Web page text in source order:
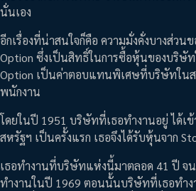
นั่นเอง
อีกเรื่องที่น่าสนใจก็คือ ความมั่งคั่งบางส่วน
Option ซึ่งเป็นสิทธิ์ในการซื้อหุ้นของบริษัท
Option เป็นค่าตอบแทนพิเศษที่บริษัทใน
พนักงาน
โดยในปี 1951 บริษัทที่เธอทำงานอยู่ ได้เ
สหรัฐฯ เป็นครั้งแรก เธอจึงได้รับหุ้นจาก
เธอทำงานที่บริษัทแห่งนี้มาตลอด 41 ปี จน
ทำงานในปี 1969 ตอนนั้นบริษัทที่เธอทำ